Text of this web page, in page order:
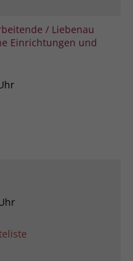
/ Liebenau
Einrichtungen und